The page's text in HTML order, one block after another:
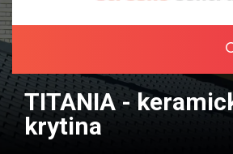
TITANIA -
krytina